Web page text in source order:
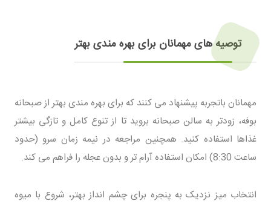
توصیه های مهمانان برای بهره مندی بهتر
مهمانان باتجربه پیشنهاد می کنند که برای بهره مندی بهتر از صبحانه
بوفه، زودتر به سالن صبحانه بروید تا از تنوع کامل و تازگی بیشتر
غذاها استفاده کنید. همچنین مراجعه در نیمه زمان سرو (حدود
ساعت 8:30) امکان استفاده آرام تر و بدون عجله را فراهم می کند.
انتخاب میز نزدیک به پنجره برای چشم انداز بهتر، شروع با میوه